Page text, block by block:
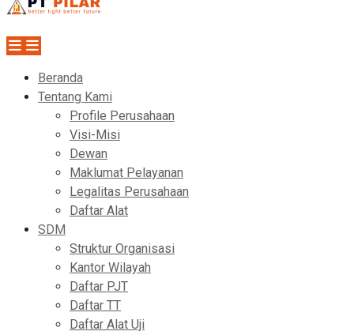
Beranda
Tentang Kami
Profile Perusahaan
Visi-Misi
Dewan
Maklumat Pelayanan
Legalitas Perusahaan
Daftar Alat
SDM
Struktur Organisasi
Kantor Wilayah
Daftar PJT
Daftar TT
Daftar Alat Uji